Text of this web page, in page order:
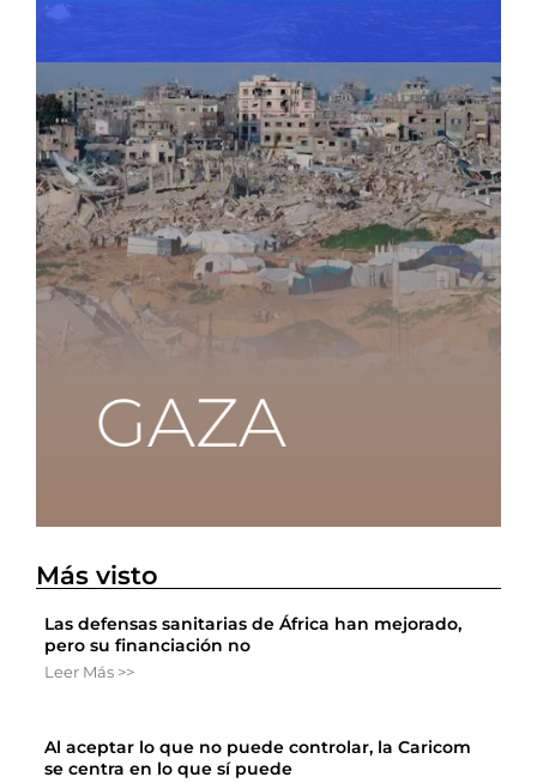
Más visto
Las defensas sanitarias de África han mejorado,
pero su financiación no
Leer Más >>
Al aceptar lo que no puede controlar, la Caricom
se centra en lo que sí puede